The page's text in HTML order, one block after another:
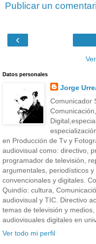
Publicar un
‹
Datos personales
Jorge
Comunicador
en Producción de Tv y
audiovisual como: directivo,
programador de televisión,
argumentales, periodísticos
convencionales y digitales.
Quindío: cultura,
audiovisual y TIC. Directivo
temas de televisión y
audiovisuales digitales en
Ver todo mi perfil